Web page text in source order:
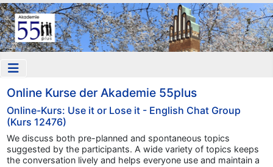
Online Kurse der Akademie 55plus
Online-Kurs: Use it or Lose it - English Chat Group
(Kurs 12476)
We discuss both pre-planned and spontaneous topics
suggested by the participants. A wide variety of topics keeps
the conversation lively and helps everyone use and maintain a